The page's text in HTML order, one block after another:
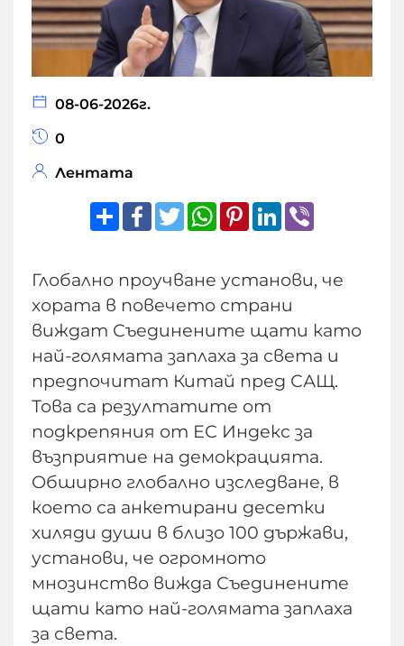
08-06-2026г.
0
Лентата
ShareFacebook
TwitterWhatsApp
Pinterest
LinkedIn
Глобално проучване установи, че
хората в повечето страни
виждат Съединените щати като
най-голямата заплаха за света и
предпочитат Китай пред САЩ.
Това са резултатите от
подкрепяния от ЕС Индекс за
възприятие на демокрацията.
Обширно глобално изследване, в
което са анкетирани десетки
хиляди души в близо 100 държави,
установи, че огромното
мнозинство вижда Съединените
щати като най-голямата заплаха
за света.